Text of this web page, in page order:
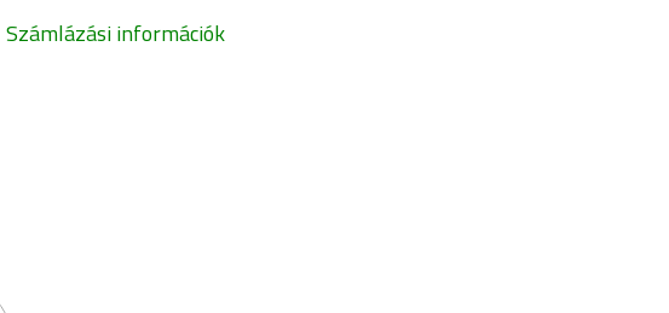
Számlázási információk